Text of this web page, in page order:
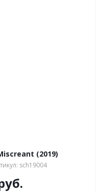
(2019)
sch19004